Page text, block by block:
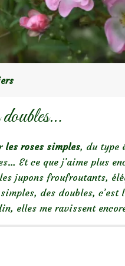
les roses simples, du type
Et ce que j’aime plus
jupons froufroutants,
des doubles,
elles me ravissent